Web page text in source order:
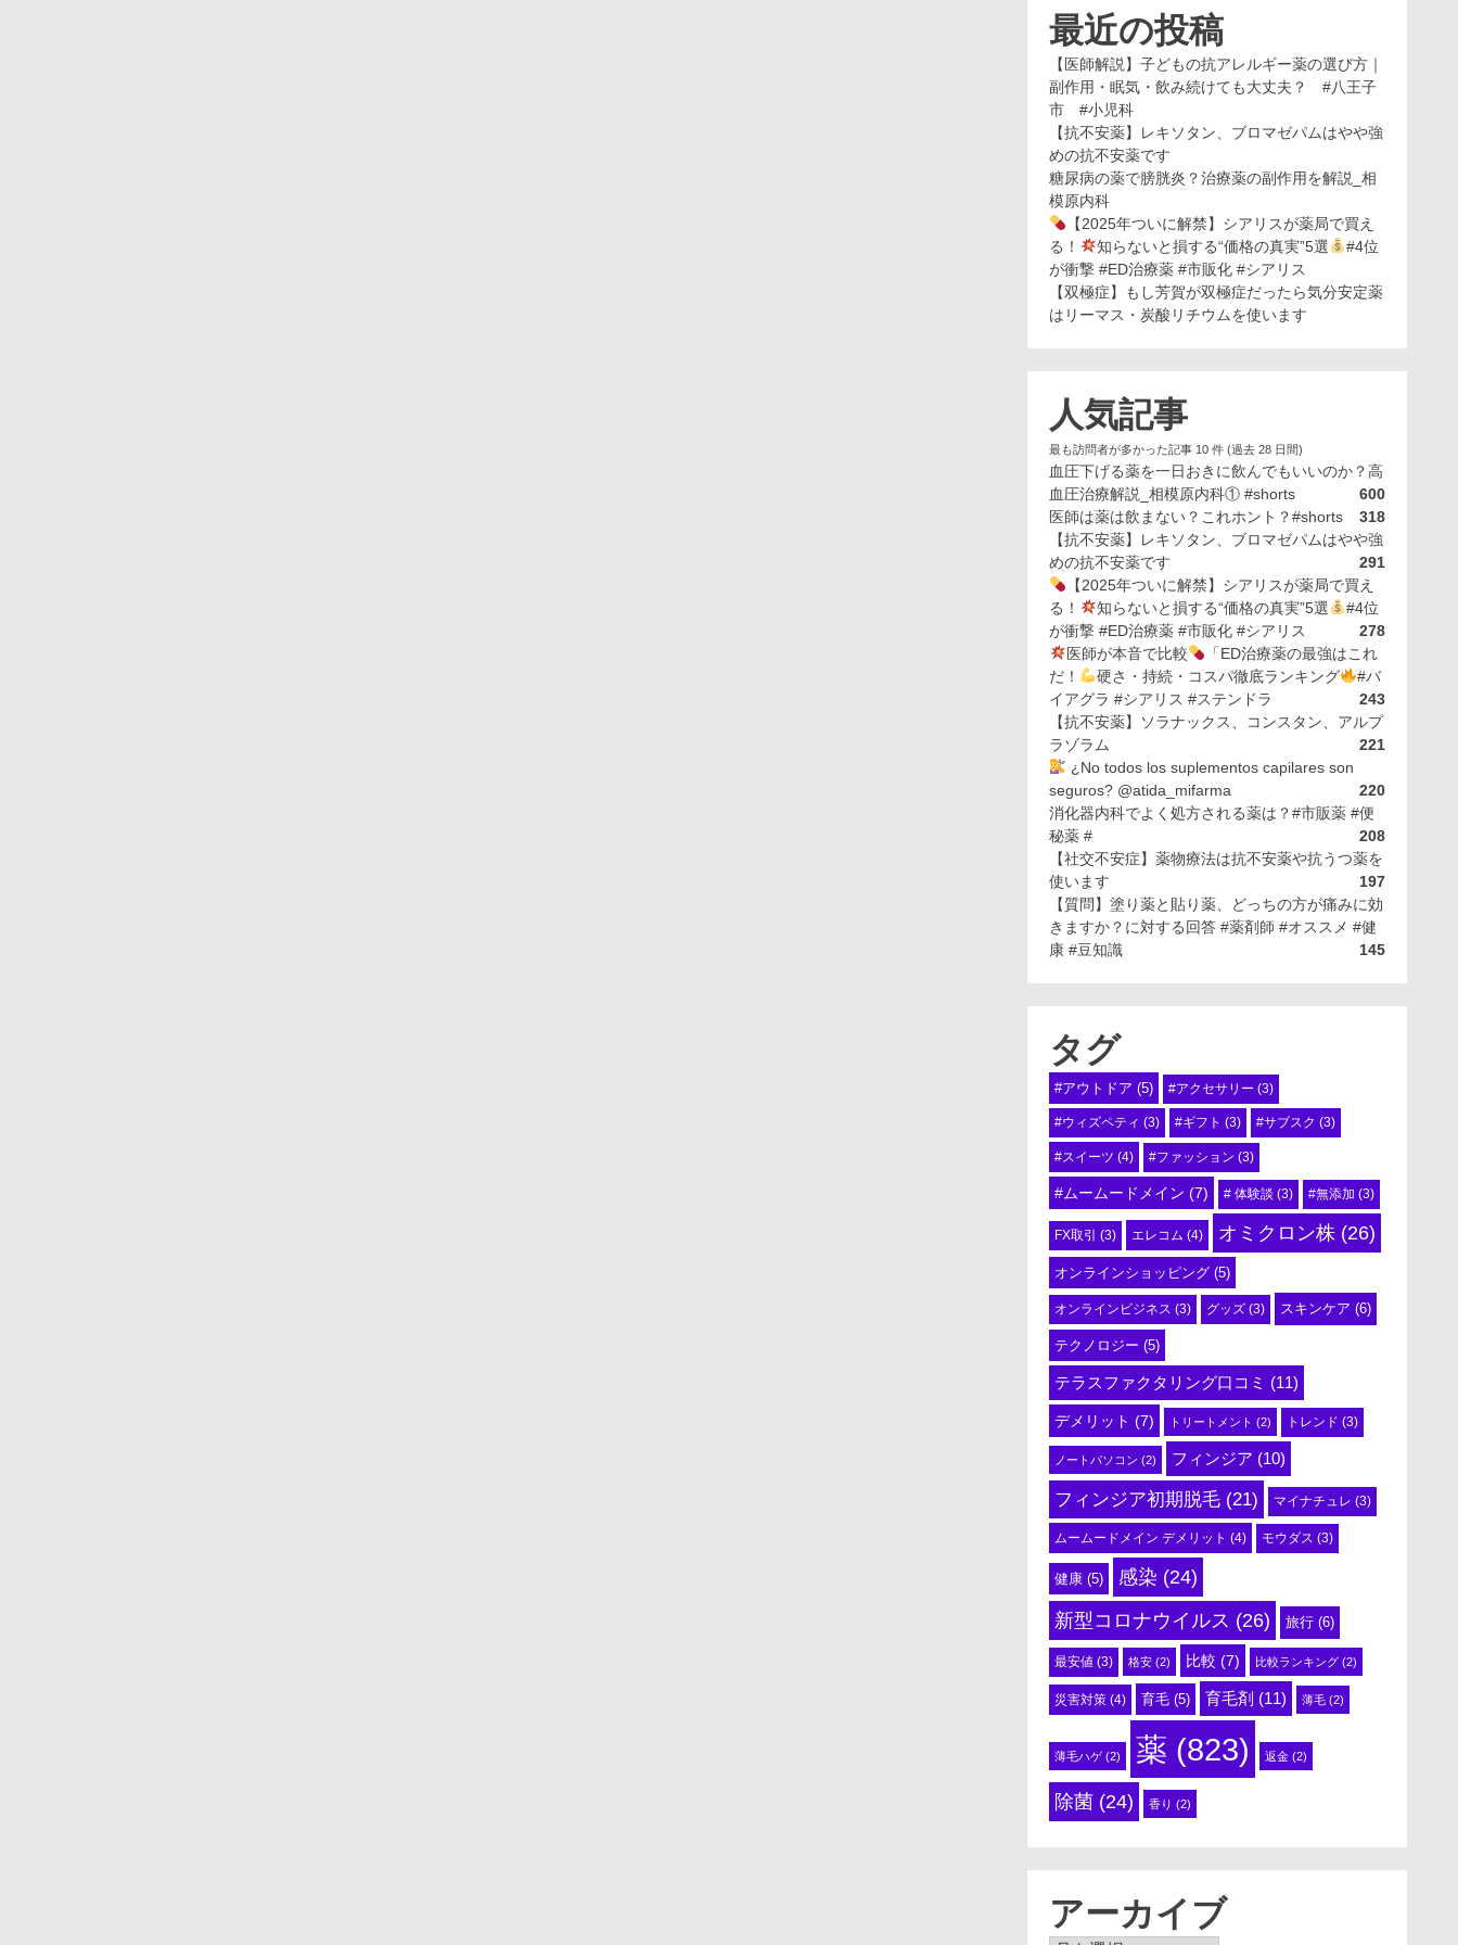
最近の投稿
【医師解説】子どもの抗アレルギー薬の選び方｜
副作用・眠気・飲み続けても大丈夫？ #八王子
市 #小児科
【抗不安薬】レキソタン、ブロマゼパムはやや強
めの抗不安薬です
糖尿病の薬で膀胱炎？治療薬の副作用を解説_相
模原内科
【2025年ついに解禁】シアリスが薬局で買え
る！
知らないと損する“価格の真実”5選
#4位
が衝撃 #ED治療薬 #市販化 #シアリス
【双極症】もし芳賀が双極症だったら気分安定薬
はリーマス・炭酸リチウムを使います
人気記事
最も訪問者が多かった記事 10 件 (過去 28 日間)
血圧下げる薬を一日おきに飲んでもいいのか？高
血圧治療解説_相模原内科① #shorts
600
医師は薬は飲まない？これホント？#shorts
318
【抗不安薬】レキソタン、ブロマゼパムはやや強
めの抗不安薬です
291
【2025年ついに解禁】シアリスが薬局で買え
る！
知らないと損する“価格の真実”5選
#4位
が衝撃 #ED治療薬 #市販化 #シアリス
278
医師が本音で比較
「ED治療薬の最強はこれ
だ！
硬さ・持続・コスパ徹底ランキング
#バ
イアグラ #シアリス #ステンドラ
243
【抗不安薬】ソラナックス、コンスタン、アルプ
ラゾラム
221
¿No todos los suplementos capilares son
seguros? @atida_mifarma
220
消化器内科でよく処方される薬は？#市販薬 #便
秘薬 #
208
【社交不安症】薬物療法は抗不安薬や抗うつ薬を
使います
197
【質問】塗り薬と貼り薬、どっちの方が痛みに効
きますか？に対する回答 #薬剤師 #オススメ #健
康 #豆知識
145
タグ
#アウトドア (5) #アクセサリー (3)
#ウィズペティ (3) #ギフト (3) #サブスク (3)
#スイーツ (4) #ファッション (3)
#ムームードメイン (7) # 体験談 (3) #無添加 (3)
FX取引 (3) エレコム (4) オミクロン株 (26)
オンラインショッピング (5)
オンラインビジネス (3) グッズ (3) スキンケア (6)
テクノロジー (5)
テラスファクタリング口コミ (11)
デメリット (7) トリートメント (2) トレンド (3)
ノートパソコン (2) フィンジア (10)
フィンジア初期脱毛 (21) マイナチュレ (3)
ムームードメイン デメリット (4) モウダス (3)
健康 (5) 感染 (24)
新型コロナウイルス (26) 旅行 (6)
最安値 (3) 格安 (2) 比較 (7) 比較ランキング (2)
災害対策 (4) 育毛 (5) 育毛剤 (11) 薄毛 (2)
薄毛ハゲ(2) 薬 (823) 返金 (2)
除菌 (24) 香り (2)
アーカイブ